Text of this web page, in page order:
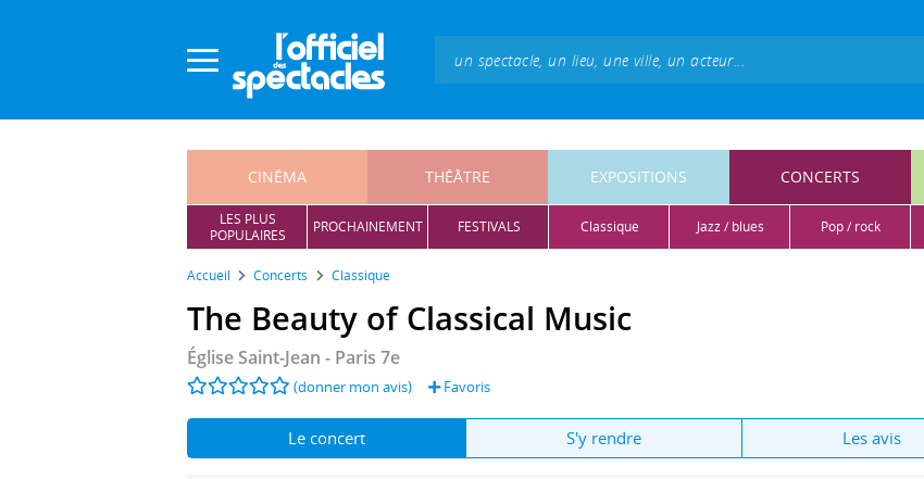
CINÉMA THÉÂTRE EXPOSITIONS CONCERTS
LES PLUS
POPULAIRES
PROCHAINEMENT FESTIVALS classique jazz / blues pop / rock
Accueil Concerts Classique
The Beauty of Classical Music
Église Saint-Jean - Paris 7e
(donner mon avis) Favoris
Le concert S'y rendre Les avis